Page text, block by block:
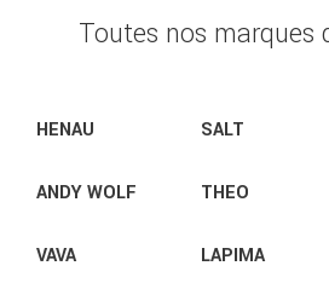
Toutes nos marques
HENAU SALT
ANDY WOLF
THEO
VAVA
LAPIMA